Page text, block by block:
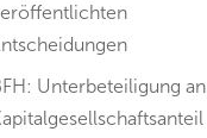
Unterbeteiligung an